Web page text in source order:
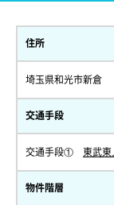
住所
埼玉県和光市新倉
交通手段
交通手段① 東武東
物件階層